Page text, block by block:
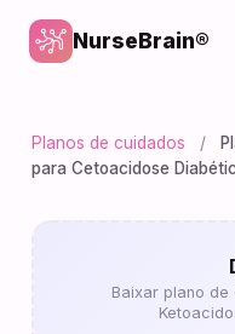
NurseBrain®
Planos de cuidados /
para Cetoacidose
Baixar plano